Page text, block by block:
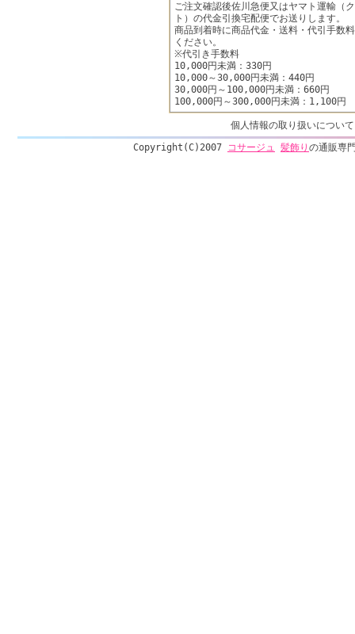
ご注文確認後佐川急便又はヤマト運輸（
ト）の代金引換宅配便でお送りします。
商品到着時に商品代金・送料・代引手数
ください。
※代引き手数料
10,000円未満：330円
10,000～30,000円未満：440円
30,000円～100,000円未満：660円
100,000円～300,000円未満：1,100円
個人情報の取り扱いについて
Copyright(C)2007 コサージュ 髪飾り の通販